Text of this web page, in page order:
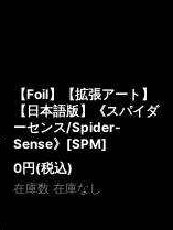
【Foil】【拡張アート】
【日本語版】《スパイダ
ーセンス/Spider-
Sense》[SPM]
0円(税込)
在庫数 在庫なし